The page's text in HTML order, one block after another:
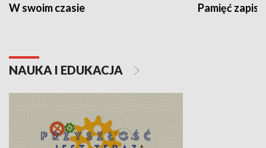
W swoim czasie Pamięć
NAUKA I EDUKACJA